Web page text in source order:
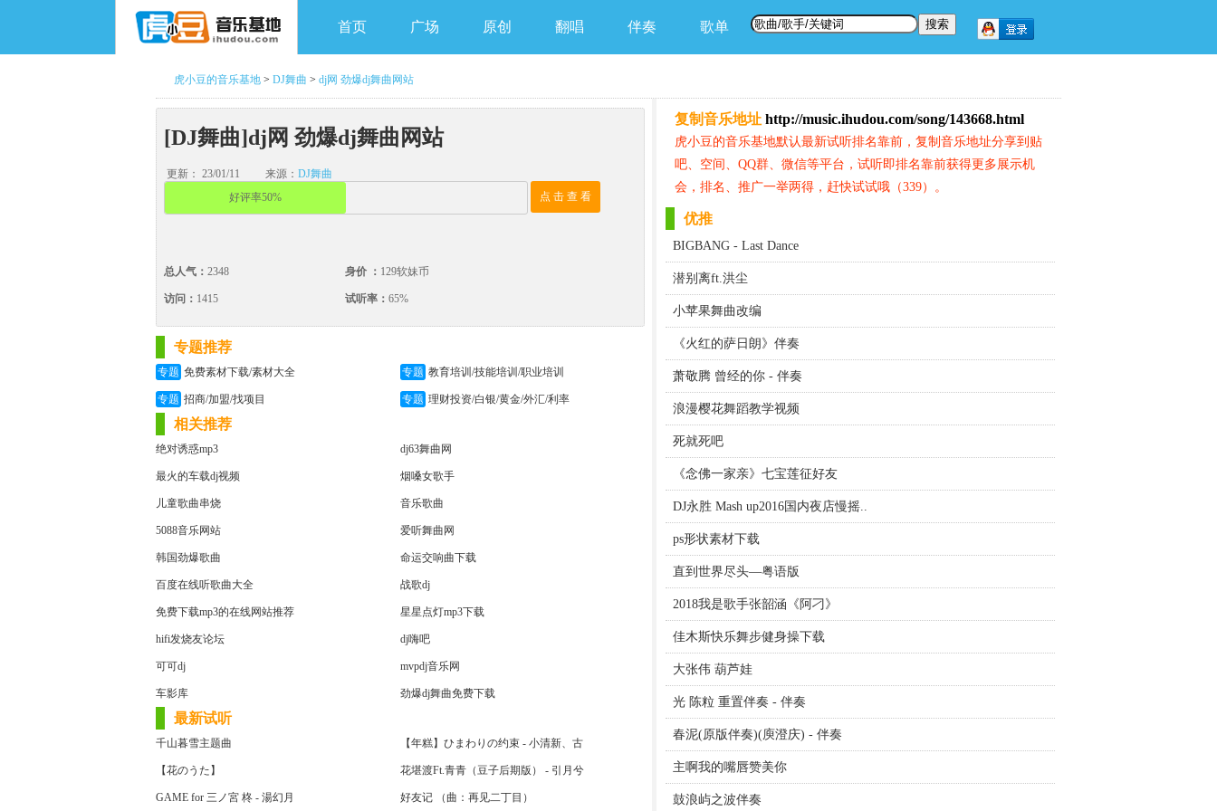
首页 广场 原创 翻唱 伴奏 歌单
虎小豆的音乐基地 > DJ舞曲 > dj网 劲爆dj舞曲网站
[DJ舞曲]dj网 劲爆dj舞曲网站
更新： 23/01/11 来源： DJ舞曲
好评率50%
点 击 查 看
总人气： 2348 身价 ： 129软妹币
访问： 1415 试听率： 65%
专题推荐
专题 免费素材下载/素材大全 专题 教育培训/技能培训/职业培训
专题 招商/加盟/找项目 专题 理财投资/白银/黄金/外汇/利率
相关推荐
绝对诱惑mp3 dj63舞曲网
最火的车载dj视频 烟嗓女歌手
儿童歌曲串烧 音乐歌曲
5088音乐网站 爱听舞曲网
韩国劲爆歌曲 命运交响曲下载
百度在线听歌曲大全 战歌dj
免费下载mp3的在线网站推荐 星星点灯mp3下载
hifi发烧友论坛 dj嗨吧
可可dj mvpdj音乐网
车影库 劲爆dj舞曲免费下载
最新试听
千山暮雪主题曲 【年糕】ひまわりの约束 - 小清新、古
【花のうた】 花堪渡Ft.青青（豆子后期版） - 引月兮
GAME for 三ノ宮 柊 - 湯幻月 好友记 （曲：再见二丁目）
复制音乐地址 http://music.ihudou.com/song/143668.html
虎小豆的音乐基地默认最新试听排名靠前，复制音乐地址分享到贴
吧、空间、QQ群、微信等平台，试听即排名靠前获得更多展示机
会，排名、推广一举两得，赶快试试哦（339）。
优推
BIGBANG - Last Dance
潜别离ft.洪尘
小苹果舞曲改编
《火红的萨日朗》伴奏
萧敬腾 曾经的你 - 伴奏
浪漫樱花舞蹈教学视频
死就死吧
《念佛一家亲》七宝莲征好友
DJ永胜 Mash up2016国内夜店慢摇..
ps形状素材下载
直到世界尽头—粤语版
2018我是歌手张韶涵《阿刁》
佳木斯快乐舞步健身操下载
大张伟 葫芦娃
光 陈粒 重置伴奏 - 伴奏
春泥(原版伴奏)(庾澄庆) - 伴奏
主啊我的嘴唇赞美你
鼓浪屿之波伴奏